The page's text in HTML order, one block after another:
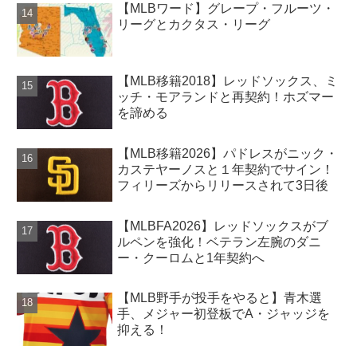
【MLBワード】グレープ・フルーツ・
リーグとカクタス・リーグ
【MLB移籍2018】レッドソックス、ミ
ッチ・モアランドと再契約！ホズマー
を諦める
【MLB移籍2026】パドレスがニック・
カステヤーノスと１年契約でサイン！
フィリーズからリリースされて3日後
【MLBFA2026】レッドソックスがブ
ルペンを強化！ベテラン左腕のダニ
ー・クーロムと1年契約へ
【MLB野手が投手をやると】青木選
手、メジャー初登板でA・ジャッジを
抑える！